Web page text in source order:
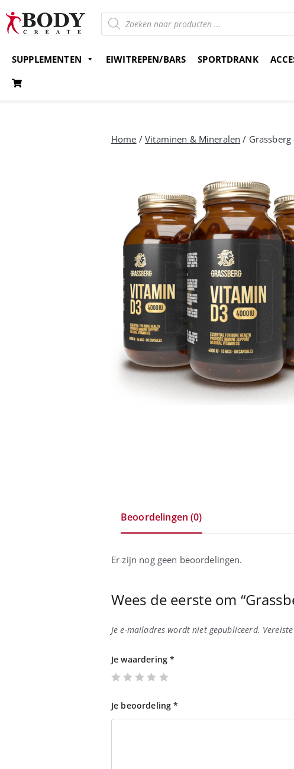
SUPPLEMENTEN EIWITREPEN/BARS SPORTDRANK
Home /Vitaminen & Mineralen / Grassberg
Beoordelingen (0)
Er zijn nog geen beoordelingen.
Wees de eerste om
Je e-mailadres wordt niet gepubliceerd.
Je waardering*
Je beoordeling*